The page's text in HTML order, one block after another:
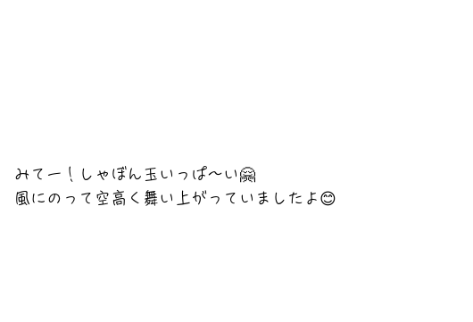
みてー！しゃぼん玉いっぱ～い🤗
風にのって空高く舞い上がっていましたよ😊